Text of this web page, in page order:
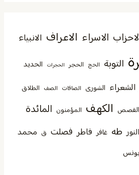
الاسراء الاعراف الانبياء
التوبة الحج الحجر الحجرات الحديد
الشعراء الشورى الصافات الصف الطلاق
القصص الكهف المؤمنون المائدة
النور طه غافر فاطر فصلت ق محمد
يونس